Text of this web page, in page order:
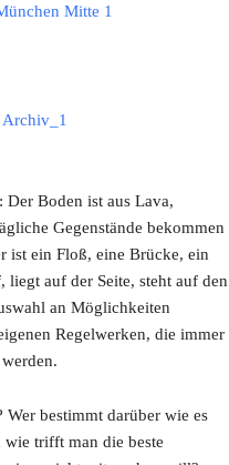
Mitte 1
Boden ist aus Lava,
Gegenstände bekommen
ist ein Floß, eine Brücke, ein
auf der Seite, steht auf den
an Möglichkeiten
Regelwerken, die immer
bestimmt darüber wie es
wie trifft man die beste